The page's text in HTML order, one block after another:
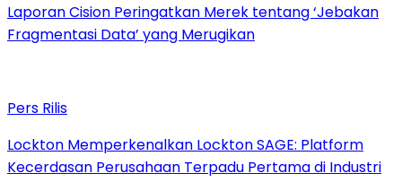
Laporan Cision Peringatkan Merek tentang ‘Jebakan
Fragmentasi Data’ yang Merugikan
Pers Rilis
Lockton Memperkenalkan Lockton SAGE: Platform
Kecerdasan Perusahaan Terpadu Pertama di Industri